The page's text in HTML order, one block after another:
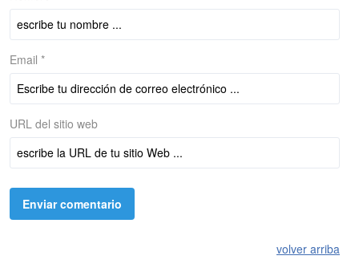
Email *
URL del sitio web
volver arriba